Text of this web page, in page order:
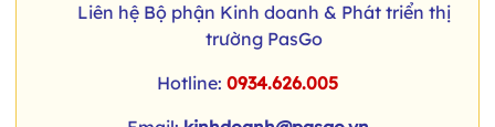
Liên hệ Bộ phận Kinh doanh & Phát triển thị
trường PasGo
Hotline: 0934.626.005